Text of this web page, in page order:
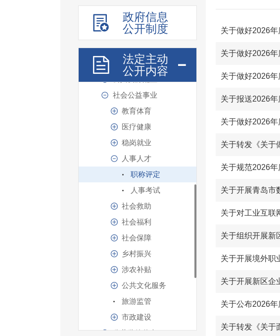
政府信息
公开制度
法定主动
公开内容
权责清单
信用信息“双公示”
价格与收费
重大建设项目
公共资源配置
社会公益事业
教育体育
医疗健康
稳岗就业
人事人才
职称评定
人事考试
社会救助
社会福利
社会保障
乡村振兴
涉农补贴
公共文化服务
旅游监管
市政建设
公共监管信息
关于做好2026
关于做好2026
关于做好2026
关于做好2026
关于规范2026
关于开展青岛市
关于对工业互联
关于组织开展新
关于开展境外职
关于开展新区企
关于公布2026
关于转发《关于